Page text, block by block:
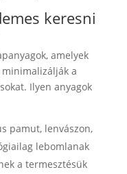
keresni
amelyek
a
Ilyen anyagok
pamut, lenvászon,
lebomlanak
a termesztésük